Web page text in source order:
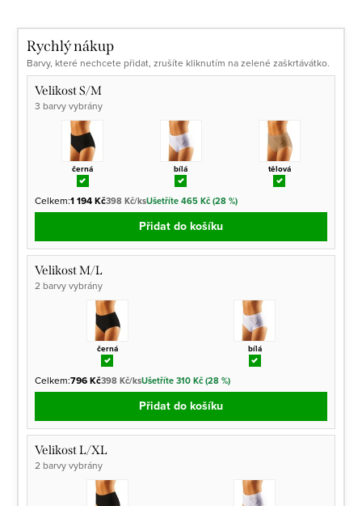
Rychlý nákup
Barvy, které nechcete přidat, zrušíte kliknutím na zelené zaškrtávátko.
Velikost S/M
3 barvy vybrány
černá bílá tělová
Celkem:1 194 Kč398 Kč/ksUšetříte 465 Kč (28 %)
Přidat do košíku
Velikost M/L
2 barvy vybrány
černá bílá
Celkem:796 Kč398 Kč/ksUšetříte 310 Kč (28 %)
Přidat do košíku
Velikost L/XL
2 barvy vybrány